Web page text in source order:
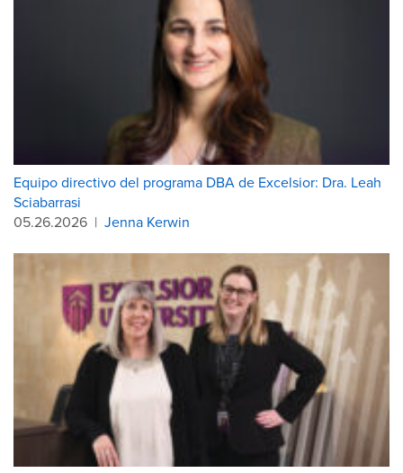
Equipo directivo del programa DBA de Excelsior: Dra. Leah
Sciabarrasi
05.26.2026 | Jenna Kerwin